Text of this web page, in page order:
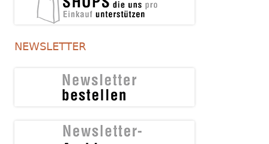
NEWSLETTER